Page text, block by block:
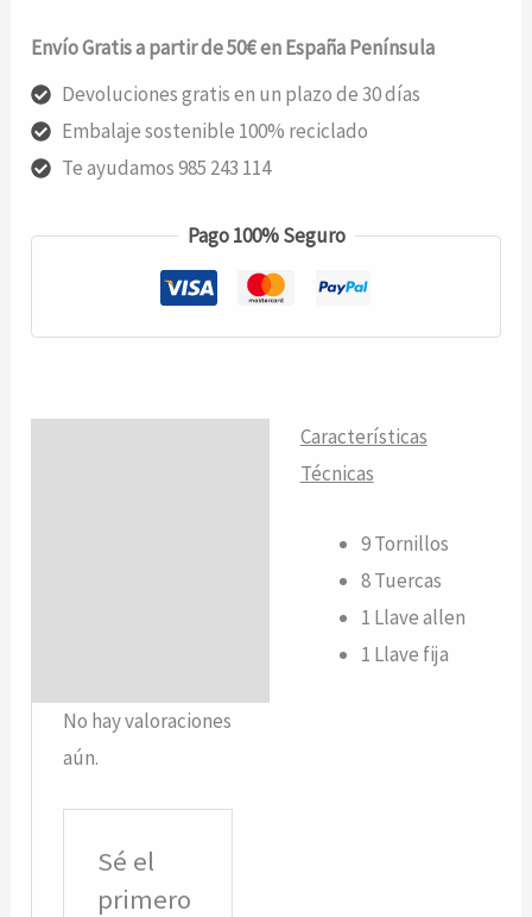
7/8"
-
Mike
Carroll
Envío Gratis a partir de 50€ en España Península
Devoluciones gratis en un plazo de 30 días
Embalaje sostenible 100% reciclado
Te ayudamos 985 243 114
Pago 100% Seguro
Características
Técnicas
9Tornillos
8 Tuercas
1 Llave allen
1 Llave fija
No hay valoraciones
aún.
Sé el
primero